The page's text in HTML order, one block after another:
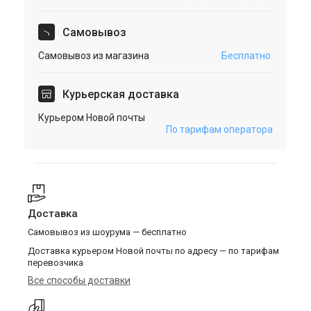
Cамовывоз
Самовывоз из магазина Бесплатно
Курьерская доставка
Курьером Новой почты
По тарифам оператора
Доставка
Самовывоз из шоурума — бесплатно
Доставка курьером Новой почты по адресу — по тарифам
перевозчика
Все способы доставки